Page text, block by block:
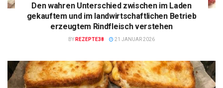
Den wahren Unterschied zwischen im Laden
gekauftem und im landwirtschaftlichen Betrieb
erzeugtem Rindfleisch verstehen
BY REZEPTE38 21 JANUAR 2026